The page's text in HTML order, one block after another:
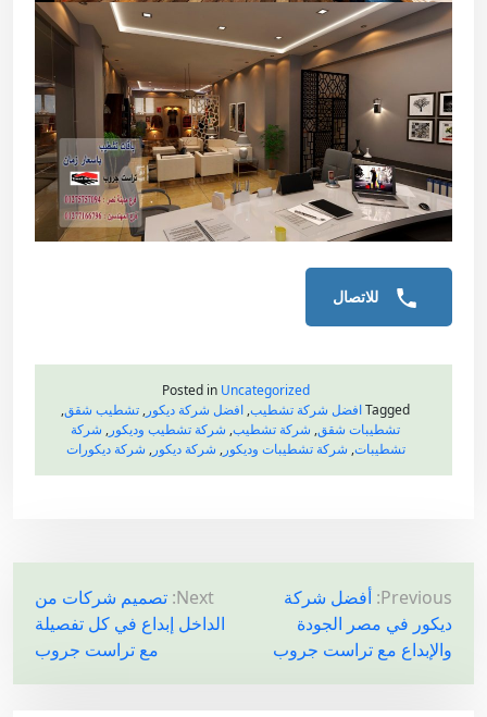
للاتصال
Posted in Uncategorized
Taggedافضل شركة تشطيب, افضل شركة ديكور, تشطيب شقق,
تشطيبات شقق, شركة تشطيب, شركة تشطيب وديكور, شركة
تشطيبات, شركة تشطيبات وديكور, شركة ديكور, شركة ديكورات
ت
ص
فّ
ح
Previous: أفضل شركة
ديكور في مصر الجودة
والإبداع مع تراست جروب
Next: تصميم شركات من
الداخل إبداع في كل تفصيلة
مع تراست جروب